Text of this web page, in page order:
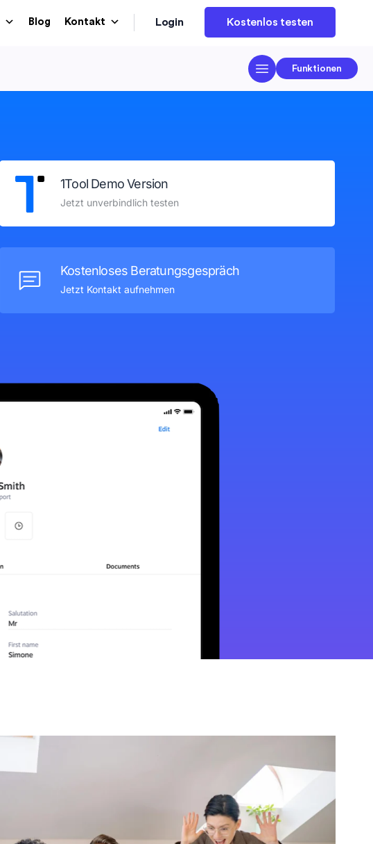
Blog Kontakt Login Kostenlos testen
Funktionen
1Tool Demo Version
Jetzt unverbindlich testen
Kostenloses Beratungsgespräch
Jetzt Kontakt aufnehmen